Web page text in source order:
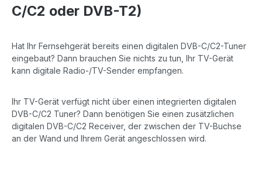
C/C2 oder DVB-T2)
Hat Ihr Fernsehgerät bereits einen digitalen DVB-C/C2-Tuner
eingebaut? Dann brauchen Sie nichts zu tun, Ihr TV-Gerät
kann digitale Radio-/TV-Sender empfangen.
Ihr TV-Gerät verfügt nicht über einen integrierten digitalen
DVB-C/C2 Tuner? Dann benötigen Sie einen zusätzlichen
digitalen DVB-C/C2 Receiver, der zwischen der TV-Buchse
an der Wand und Ihrem Gerät angeschlossen wird.